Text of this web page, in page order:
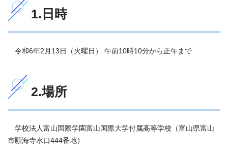
1.日時
令和6年2月13日（火曜日） 午前10時10分から正午まで
2.場所
学校法人富山国際学園富山国際大学付属高等学校（富山県富山
市願海寺水口444番地）